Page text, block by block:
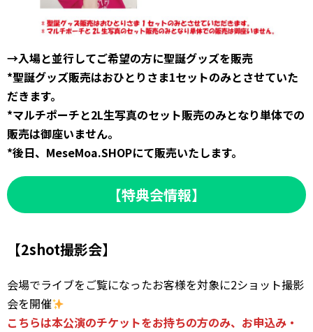
→入場と並行してご希望の方に聖誕グッズを販売
*聖誕グッズ販売はおひとりさま1セットのみとさせていた
だきます。
*マルチポーチと2L生写真のセット販売のみとなり単体での
販売は御座いません。
*後日、MeseMoa.SHOPにて販売いたします。
【特典会情報】
【2shot撮影会】
会場でライブをご覧になったお客様を対象に2ショット撮影
会を開催
こちらは本公演のチケットをお持ちの方のみ、お申込み・